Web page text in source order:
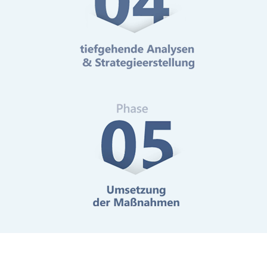
Online-Marketing Beratung
Mehr erfahren
Digitale Barrierefreiheit